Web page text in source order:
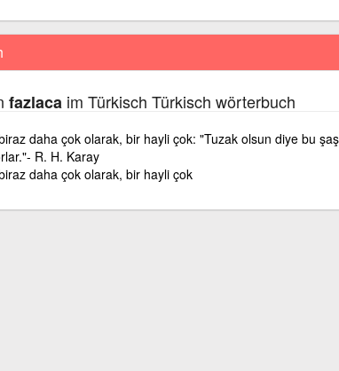
fazlaca im Türkisch Türkisch wörterbuch
daha çok olarak, bir hayli çok: "Tuzak olsun diye bu
R. H. Karay
daha çok olarak, bir hayli çok